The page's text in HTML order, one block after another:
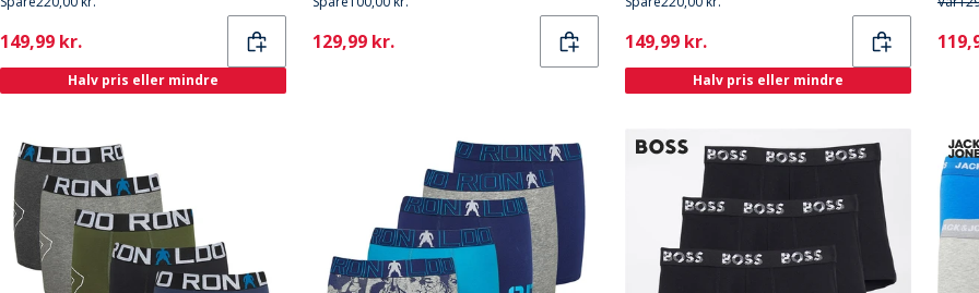
Current
149,99 kr.
Halv pris eller mindre
Current
129,99 kr. Current
149,99 kr.
Halv pris eller mindre